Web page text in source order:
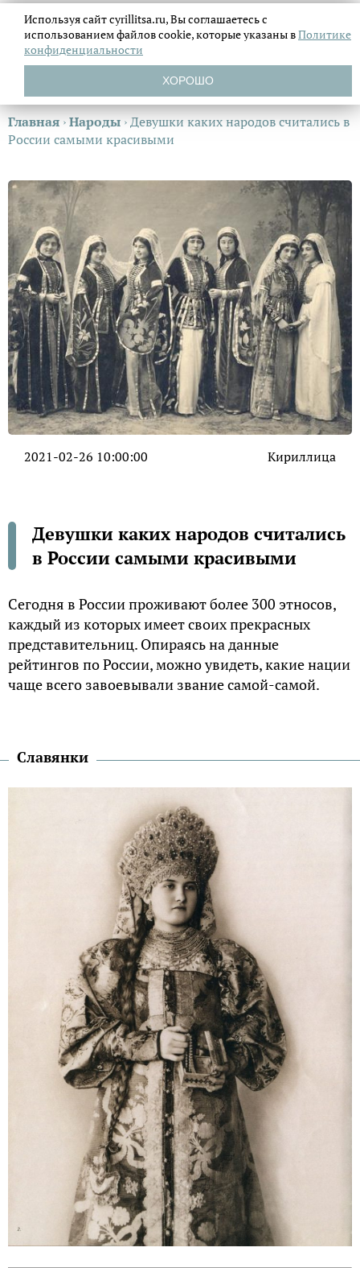
Главная ›Народы ›Девушки каких народов считались в
России самыми красивыми
2021-02-26 10:00:00 Кириллица
Девушки каких народов считались
в России самыми красивыми
Сегодня в России проживают более 300 этносов,
каждый из которых имеет своих прекрасных
представительниц. Опираясь на данные
рейтингов по России, можно увидеть, какие нации
чаще всего завоевывали звание самой-самой.
Славянки
Используя сайт cyrillitsa.ru, Вы соглашаетесь с
использованием файловcookie, которые указаны вПолитике
конфиденциальности
ХОРОШО